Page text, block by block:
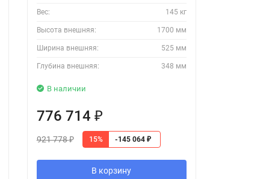
Вес: 145 кг
Высота внешняя: 1700 мм
Ширина внешняя: 525 мм
Глубина внешняя: 348 мм
В наличии
776 714 ₽
921 778₽ 15% -145 064 ₽
В корзину